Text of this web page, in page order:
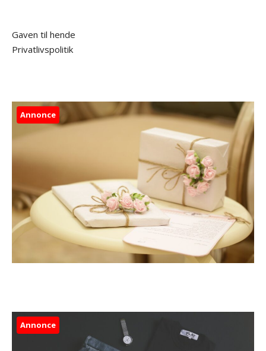
Gaven til hende
Privatlivspolitik
Annonce
Annonce